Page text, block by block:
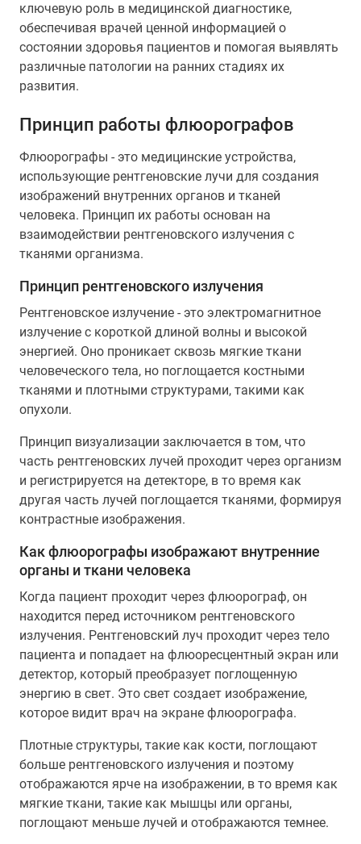
ключевую роль в медицинской диагностике,
обеспечивая врачей ценной информацией о
состоянии здоровья пациентов и помогая выявлять
различные патологии на ранних стадиях их
развития.
Принцип работы флюорографов
Флюорографы - это медицинские устройства,
использующие рентгеновские лучи для создания
изображений внутренних органов и тканей
человека. Принцип их работы основан на
взаимодействии рентгеновского излучения с
тканями организма.
Принцип рентгеновского излучения
Рентгеновское излучение - это электромагнитное
излучение с короткой длиной волны и высокой
энергией. Оно проникает сквозь мягкие ткани
человеческого тела, но поглощается костными
тканями и плотными структурами, такими как
опухоли.
Принцип визуализации заключается в том, что
часть рентгеновских лучей проходит через организм
и регистрируется на детекторе, в то время как
другая часть лучей поглощается тканями, формируя
контрастные изображения.
Как флюорографы изображают внутренние
органы и ткани человека
Когда пациент проходит через флюорограф, он
находится перед источником рентгеновского
излучения. Рентгеновский луч проходит через тело
пациента и попадает на флюоресцентный экран или
детектор, который преобразует поглощенную
энергию в свет. Это свет создает изображение,
которое видит врач на экране флюорографа.
Плотные структуры, такие как кости, поглощают
больше рентгеновского излучения и поэтому
отображаются ярче на изображении, в то время как
мягкие ткани, такие как мышцы или органы,
поглощают меньше лучей и отображаются темнее.